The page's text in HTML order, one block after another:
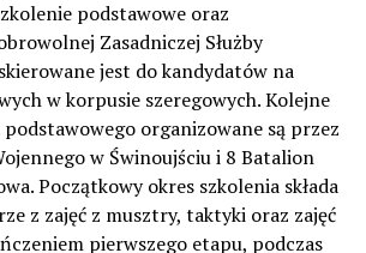
podstawowe oraz
Zasadniczej Służby
jest do kandydatów na
w korpusie szeregowych. Kolejne
organizowane są przez
w Świnoujściu i 8 Batalion
Początkowy okres szkolenia składa
z zajęć z musztry, taktyki oraz zajęć
pierwszego etapu, podczas